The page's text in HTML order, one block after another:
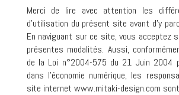
Merci de lire avec attention les
d’utilisation du présent site avant d’y
En naviguant sur ce site, vous acceptez
présentes modalités. Aussi,
de la Loi n°2004-575 du 21 Juin 2004
dans l’économie numérique, les
site internet www.mitaki-design.com